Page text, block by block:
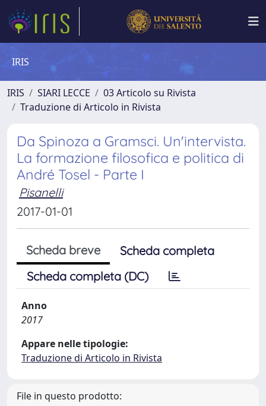
IRIS
IRIS SIARI LECCE
03 Articolo su Rivista
Traduzione di Articolo in Rivista
Da Spinoza a Gramsci. Un'intervista.
La formazione filosofica e politica di
André Tosel - Parte I
Pisanelli
2017-01-01
Scheda breve
Scheda completa
Scheda completa (DC)
Anno
2017
Appare nelle tipologie:
Traduzione di Articolo in Rivista
File in questo prodotto: